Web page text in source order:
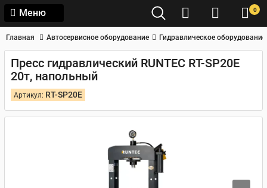
Меню 0
Главная Автосервисное оборудование Гидравлическое оборудование
Пресс гидравлический RUNTEC RT-SP20E
20т, напольный
Артикул: RT-SP20E